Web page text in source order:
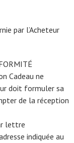
par l’Acheteur
Cadeau ne
doit formuler sa
de la réception
lettre
indiquée au